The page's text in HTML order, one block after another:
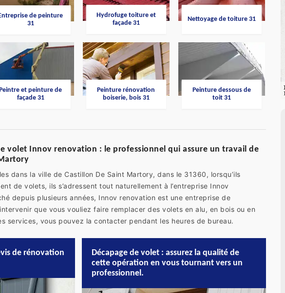
de peinture
31
Hydrofuge toiture et
façade 31
Nettoyage de toiture 31
et peinture de
façade 31
Peinture rénovation
boiserie, bois 31
Peinture dessous de
toit 31
volet Innov renovation : le professionnel qui assure un travail de
dans la ville de Castillon De Saint Martory, dans le 31360, lorsqu’ils
de volets, ils s’adressent tout naturellement à l’entreprise Innov
depuis plusieurs années, Innov renovation est une entreprise de
que vous vouliez faire remplacer des volets en alu, en bois ou en
services, vous pouvez la contacter pendant les heures de bureau.
de rénovation
Décapage de volet : assurez la qualité de
cette opération en vous tournant vers un
professionnel.